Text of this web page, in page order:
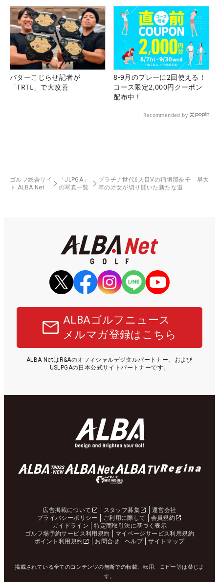
パターこじらせ記者が
「TRTL」で大改善
8-9月のプレーに2回使える！
コース限定2,000円クーポン
配布中！
Recommended by
ゴルフ総合サイ
ト ALBA Net
「JLPGA」
の写真一覧
プラチナ世代6人目Vの稲垣那奈子 早大
卒の才女が切り開いた新たな道
ALBAゴルフニュース
メルマガ登録はこちら
ALBA NetはR&Aのオフィシャルデジタルパートナー、および
USLPGAの日本公式サイトパートナーです。
広告掲載について スタッフ募集
運営会社
プライバシーポリシー
ご利用に際して
会員規約
ガイドライン
特定商取引法に基づく表示
ゴルフ場予約サービス利用規約
マイページサービス利用規約
ポイント利用規約
お問合せ ヘルプ サイトマップ
掲載されている全てのコンテンツの無断での転載、転用、コピー等は禁じま
す。